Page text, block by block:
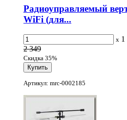
Радиоуправляемый
WiFi (для...
x 1
2 349
Скидка 35%
Артикул: mrc-0002185